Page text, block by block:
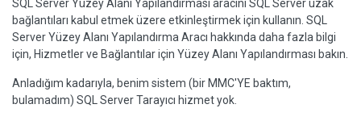
SQL Server Yüzey Alanı Yapılandırması aracını SQL Server uzak
bağlantıları kabul etmek üzere etkinleştirmek için kullanın. SQL
Server Yüzey Alanı Yapılandırma Aracı hakkında daha fazla bilgi
için, Hizmetler ve Bağlantılar için Yüzey Alanı Yapılandırması bakın.
Anladığım kadarıyla, benim sistem (bir MMC'YE baktım,
bulamadım) SQL Server Tarayıcı hizmet yok.